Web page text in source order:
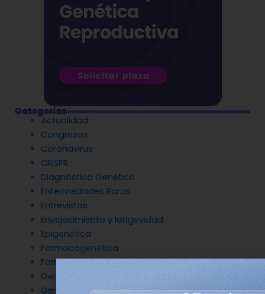
Categorías
Actualidad
Congresos
Coronavirus
CRISPR
Diagnóstico Genético
Enfermedades Raras
Entrevistas
Envejecimiento y longevidad
Epigenética
Farmacogenética
Formación
Genética del cáncer
Genética en Cardiología